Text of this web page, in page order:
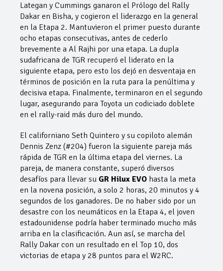
Lategan y Cummings ganaron el Prólogo del Rally
Dakar en Bisha, y cogieron el liderazgo en la general
en la Etapa 2. Mantuvieron el primer puesto durante
ocho etapas consecutivas, antes de cederlo
brevemente a Al Rajhi por una etapa. La dupla
sudafricana de TGR recuperó el liderato en la
siguiente etapa, pero esto los dejó en desventaja en
términos de posición en la ruta para la penúltima y
decisiva etapa. Finalmente, terminaron en el segundo
lugar, asegurando para Toyota un codiciado doblete
en el rally-raid más duro del mundo.
El californiano Seth Quintero y su copiloto alemán
Dennis Zenz (#204) fueron la siguiente pareja más
rápida de TGR en la última etapa del viernes. La
pareja, de manera constante, superó diversos
desafíos para llevar su GR Hilux EVO hasta la meta
en la novena posición, a solo 2 horas, 20 minutos y 4
segundos de los ganadores. De no haber sido por un
desastre con los neumáticos en la Etapa 4, el joven
estadounidense podría haber terminado mucho más
arriba en la clasificación. Aun así, se marcha del
Rally Dakar con un resultado en el Top 10, dos
victorias de etapa y 28 puntos para el W2RC.